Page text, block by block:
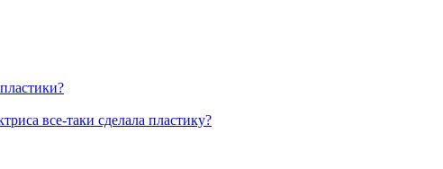
все-таки сделала пластику?